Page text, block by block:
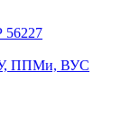
ППМи, ВУС